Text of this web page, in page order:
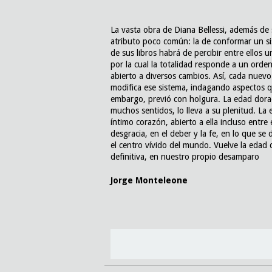
La vasta obra de Diana Bellessi, además
atributo poco común: la de conformar un
de sus libros habrá de percibir entre ellos
por la cual la totalidad responde a un
abierto a diversos cambios. Así, cada
modifica ese sistema, indagando
embargo, previó con holgura. La edad
muchos sentidos, lo lleva a su plenitud. La
íntimo corazón, abierto a ella incluso entre
desgracia, en el deber y la fe, en lo que se
el centro vívido del mundo. Vuelve la
definitiva, en nuestro propio desamparo
Jorge Monteleone